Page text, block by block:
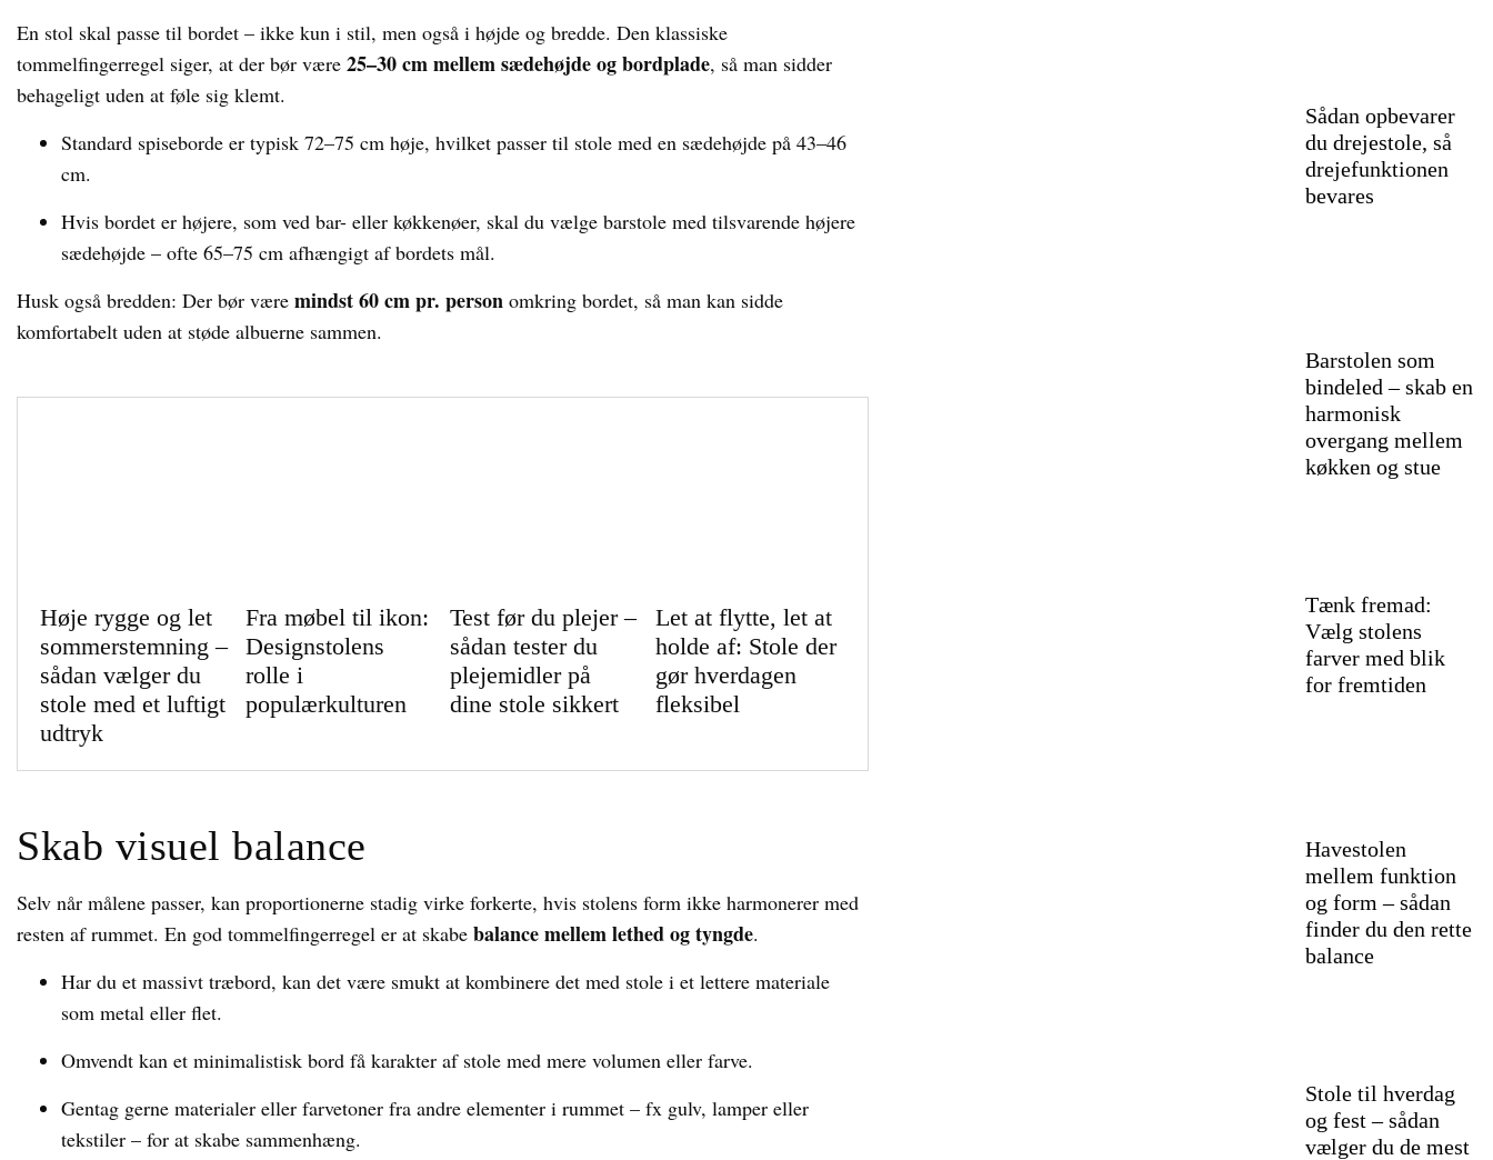
En stol skal passe til bordet – ikke kun i stil, men også i højde og bredde. Den klassiske
tommelfingerregel siger, at der bør være 25–30 cm mellem sædehøjde og bordplade, så man sidder
behageligt uden at føle sig klemt.
Standard spiseborde er typisk 72–75 cm høje, hvilket passer til stole med en sædehøjde på 43–46
cm.
Hvis bordet er højere, som ved bar- eller køkkenøer, skal du vælge barstole med tilsvarende højere
sædehøjde – ofte 65–75 cm afhængigt af bordets mål.
Husk også bredden: Der bør være mindst 60 cm pr. person omkring bordet, så man kan sidde
komfortabelt uden at støde albuerne sammen.
Høje rygge og let
sommerstemning –
sådan vælger du
stole med et luftigt
udtryk
Fra møbel til ikon:
Designstolens
rolle i
populærkulturen
Test før du plejer –
sådan tester du
plejemidler på
dine stole sikkert
Let at flytte, let at
holde af: Stole der
gør hverdagen
fleksibel
Skab visuel balance
Selv når målene passer, kan proportionerne stadig virke forkerte, hvis stolens form ikke harmonerer med
resten af rummet. En god tommelfingerregel er at skabe balance mellem lethed og tyngde.
Har du et massivt træbord, kan det være smukt at kombinere det med stole i et lettere materiale
som metal eller flet.
Omvendt kan et minimalistisk bord få karakter af stole med mere volumen eller farve.
Gentag gerne materialer eller farvetoner fra andre elementer i rummet – fx gulv, lamper eller
tekstiler – for at skabe sammenhæng.
Sådan opbevarer
du drejestole, så
drejefunktionen
bevares
Barstolen som
bindeled – skab en
harmonisk
overgang mellem
køkken og stue
Tænk fremad:
Vælg stolens
farver med blik
for fremtiden
Havestolen
mellem funktion
og form – sådan
finder du den rette
balance
Stole til hverdag
og fest – sådan
vælger du de mest